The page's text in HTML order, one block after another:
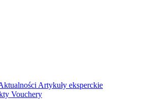
Artykuły eksperckie
Vouchery